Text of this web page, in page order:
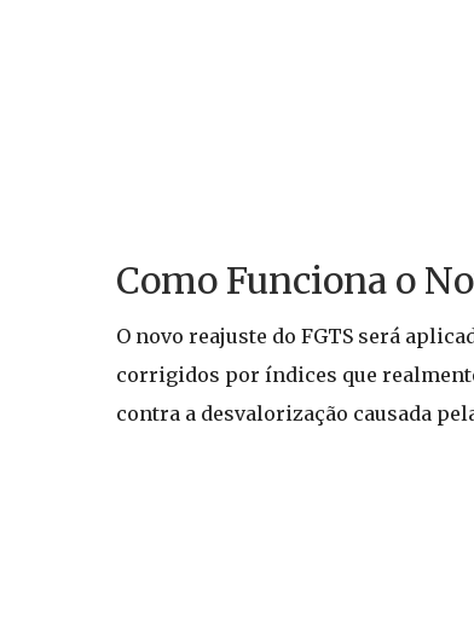
Como Funciona o
O novo reajuste do FGTS será
corrigidos por índices que
contra a desvalorização causada